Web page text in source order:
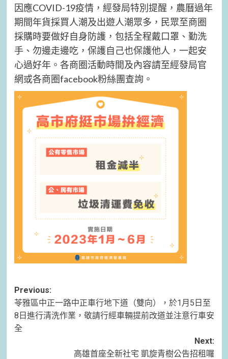
因應COVID-19疫情，經發局特別提醒，農曆過年
期間年貨採買人潮及出遊人潮眾多，民眾至商圈
採購時要做好自身防護，包括全程戴口罩、勤洗
手、勿邊走邊吃，保護自己也保護他人，一起安
心過好年。各商圈活動時間及內容請至經發局官
網或各商圈facebook粉絲團查詢。
Post
navigation
Previous:
苓雅區中正一路中正車行地下道（雙向），於1月5日至
8日進行清洗作業，敬請行經車輛提前改道並注意行車安
全
Next:
高雄首座全新社宅 凱旋青樹公告招租囉